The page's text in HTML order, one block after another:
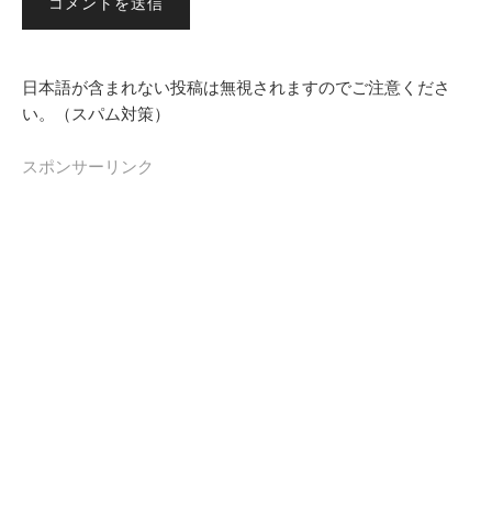
日本語が含まれない投稿は無視されますのでご注意くださ
い。（スパム対策）
スポンサーリンク